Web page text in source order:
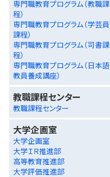
専門職教育プログラム（教職課
程）
専門職教育プログラム（学芸員
課程）
専門職教育プログラム（司書課
程）
専門職教育プログラム（日本語
教員養成講座）
教職課程センター
教職課程センター
大学企画室
大学企画室
大学ＩＲ推進部
高等教育推進部
大学評価推進部